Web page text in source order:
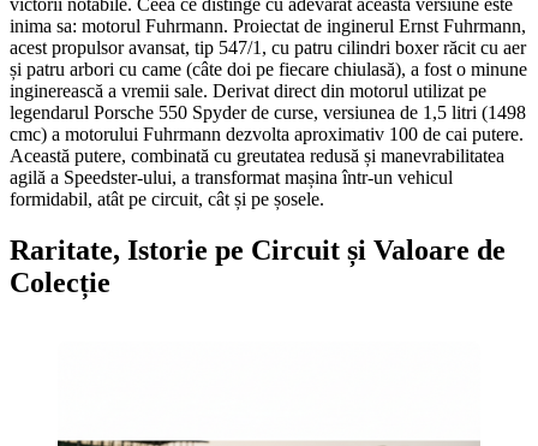
inima sa: motorul Fuhrmann. Proiectat de inginerul Ernst Fuhrmann,
acest propulsor avansat, tip 547/1, cu patru cilindri boxer răcit cu aer
și patru arbori cu came (câte doi pe fiecare chiulasă), a fost o minune
inginerească a vremii sale. Derivat direct din motorul utilizat pe
legendarul Porsche 550 Spyder de curse, versiunea de 1,5 litri (1498
cmc) a motorului Fuhrmann dezvolta aproximativ 100 de cai putere.
Această putere, combinată cu greutatea redusă și manevrabilitatea
agilă a Speedster-ului, a transformat mașina într-un vehicul
formidabil, atât pe circuit, cât și pe șosele.
Raritate, Istorie pe Circuit și Valoare de
Colecție